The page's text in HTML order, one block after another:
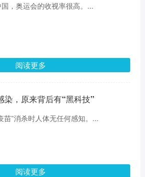
，奥运会的收视率很高。...
阅读更多
染，原来背后有“黑科技”
苗”消杀时人体无任何感知。...
阅读更多